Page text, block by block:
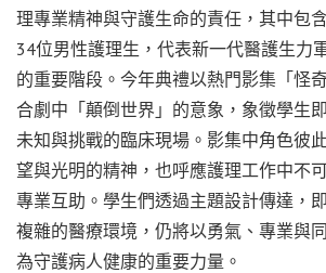
理專業精神與守護生命的責任，其中包
34位男性護理生，代表新一代醫護生力
的重要階段。今年典禮以熱門影集「怪
合劇中「顛倒世界」的意象，象徵學生
未知與挑戰的臨床現場。影集中角色彼
望與光明的精神，也呼應護理工作中不
專業互助。學生們透過主題設計傳達，
複雜的醫療環境，仍將以勇氣、專業與
為守護病人健康的重要力量。